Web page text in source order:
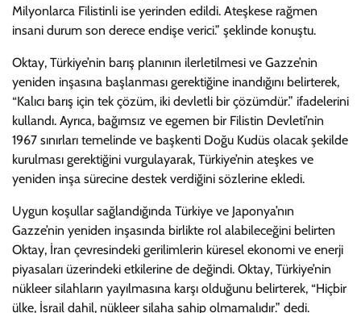
Milyonlarca Filistinli ise yerinden edildi. Ateşkese rağmen
insani durum son derece endişe verici.” şeklinde konuştu.
Oktay, Türkiye’nin barış planının ilerletilmesi ve Gazze’nin
yeniden inşasına başlanması gerektiğine inandığını belirterek,
“Kalıcı barış için tek çözüm, iki devletli bir çözümdür.” ifadelerini
kullandı. Ayrıca, bağımsız ve egemen bir Filistin Devleti’nin
1967 sınırları temelinde ve başkenti Doğu Kudüs olacak şekilde
kurulması gerektiğini vurgulayarak, Türkiye’nin ateşkes ve
yeniden inşa sürecine destek verdiğini sözlerine ekledi.
Uygun koşullar sağlandığında Türkiye ve Japonya’nın
Gazze’nin yeniden inşasında birlikte rol alabileceğini belirten
Oktay, İran çevresindeki gerilimlerin küresel ekonomi ve enerji
piyasaları üzerindeki etkilerine de değindi. Oktay, Türkiye’nin
nükleer silahların yayılmasına karşı olduğunu belirterek, “Hiçbir
ülke, İsrail dahil, nükleer silaha sahip olmamalıdır.” dedi.